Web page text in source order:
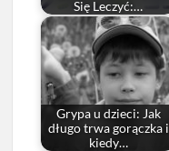
Się Leczyć:…
Grypa u dzieci: Jak
długo trwa gorączka i
kiedy…